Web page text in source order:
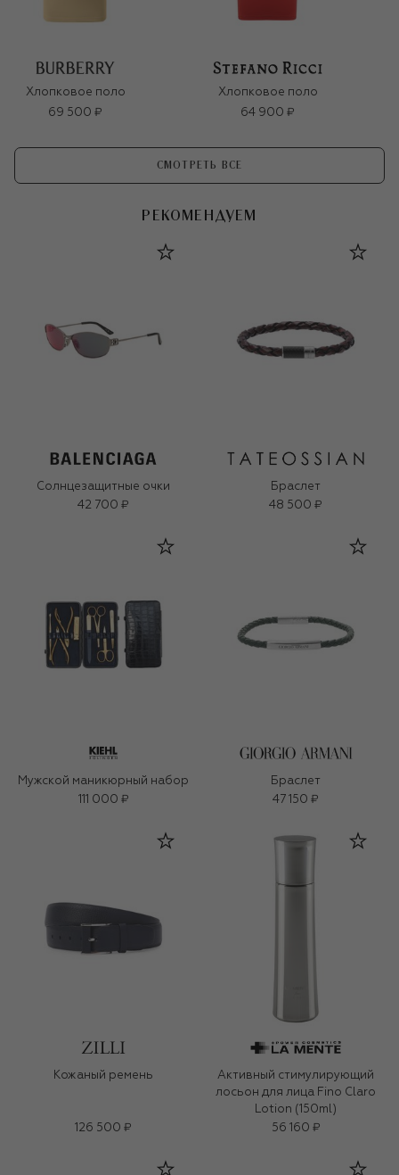
Хлопковое поло
69 500 ₽
Хлопковое поло
64 900 ₽
СМОТРЕТЬ ВСЕ
РЕКОМЕНДУЕМ
Солнцезащитные очки
42 700 ₽
Браслет
48 500 ₽
Мужской маникюрный набор
111 000 ₽
Браслет
47 150 ₽
Кожаный ремень
126 500 ₽
Активный стимулирующий
лосьон для лица Fino Claro
Lotion (150ml)
56 160 ₽